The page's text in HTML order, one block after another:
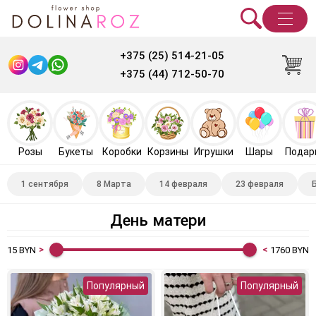
+375 (25) 514-21-05
+375 (44) 712-50-70
Розы Букеты Коробки Корзины Игрушки Шары
1 сентября 8 Марта 14 февраля 23 февраля
День матери
15 BYN 1760 BYN
Популярный Популярный